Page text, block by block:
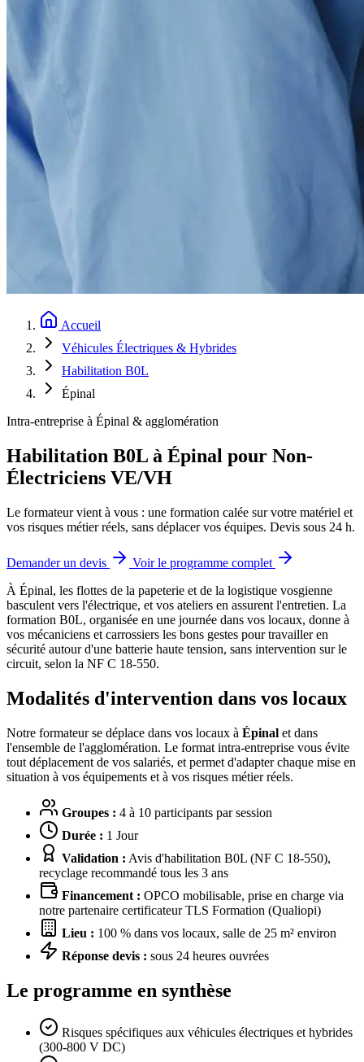
Accueil
Véhicules Électriques & Hybrides
Habilitation B0L
Épinal
Intra-entreprise à Épinal & agglomération
Habilitation B0L à Épinal pour Non-
Électriciens VE/VH
Le formateur vient à vous : une formation calée sur votre matériel et
vos risques métier réels, sans déplacer vos équipes. Devis sous 24 h.
Demander un devis
Voir le programme complet
À Épinal, les flottes de la papeterie et de la logistique vosgienne
basculent vers l'électrique, et vos ateliers en assurent l'entretien. La
formation B0L, organisée en une journée dans vos locaux, donne à
vos mécaniciens et carrossiers les bons gestes pour travailler en
sécurité autour d'une batterie haute tension, sans intervention sur le
circuit, selon la NF C 18-550.
Modalités d'intervention dans vos locaux
Notre formateur se déplace dans vos locaux à Épinal et dans
l'ensemble de l'agglomération. Le format intra-entreprise vous évite
tout déplacement de vos salariés, et permet d'adapter chaque mise en
situation à vos équipements et à vos risques métier réels.
Groupes : 4 à 10 participants par session
Durée : 1 Jour
Validation : Avis d'habilitation B0L (NF C 18-550),
recyclage recommandé tous les 3 ans
Financement : OPCO mobilisable, prise en charge via
notre partenaire certificateur TLS Formation (Qualiopi)
Lieu : 100 % dans vos locaux, salle de 25 m² environ
Réponse devis : sous 24 heures ouvrées
Le programme en synthèse
Risques spécifiques aux véhicules électriques et hybrides
(300-800 V DC)